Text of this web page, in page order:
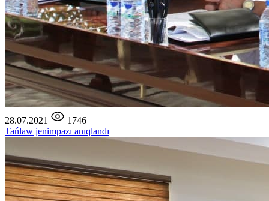
28.07.2021
1746
Tańlaw jenimpazı anıqlandı